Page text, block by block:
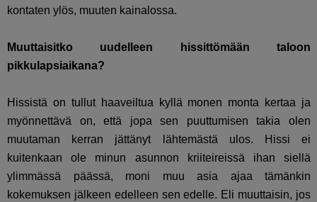
kontaten ylös, muuten kainalossa.
Muuttaisitko uudelleen hissittömään taloon
pikkulapsiaikana?
Hissistä on tullut haaveiltua kyllä monen monta kertaa ja
myönnettävä on, että jopa sen puuttumisen takia olen
muutaman kerran jättänyt lähtemästä ulos. Hissi ei
kuitenkaan ole minun asunnon kriiteireissä ihan siellä
ylimmässä päässä, moni muu asia ajaa tämänkin
kokemuksen jälkeen edelleen sen edelle. Eli muuttaisin, jos